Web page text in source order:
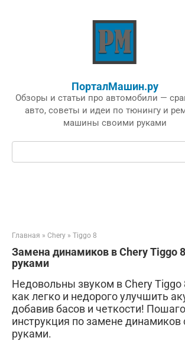
ПорталМашин.ру
Обзоры и статьи про автомобили —
авто, советы и идеи по тюнингу и
машины своими руками
Поиск:
Главная » Chery » Tiggo 8
Замена динамиков в Chery Tiggo
руками
Недовольны звуком в Chery Tiggo
как легко и недорого улучшить
добавив басов и четкости!
инструкция по замене динамиков
руками.